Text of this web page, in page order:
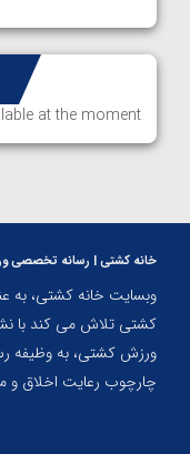
at the moment.
خانه کشتی | رسانه تخصصی
وبسایت خانه کشتی، به
کشتی تلاش می کند با نشر
ورزش کشتی، به وظیفه
چارچوب رعایت اخلاق و